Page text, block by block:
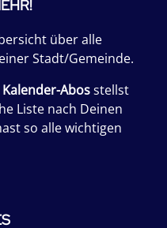
über alle
Stadt/Gemeinde.
Kalender-Abosstellst
Liste nach Deinen
so alle wichtigen